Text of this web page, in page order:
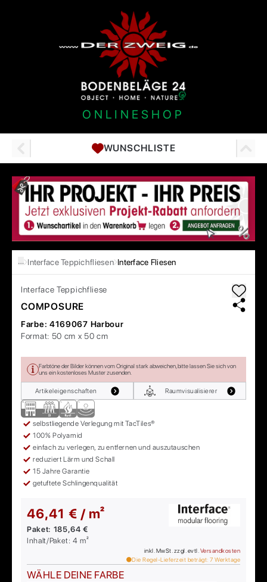
ONLINESHOP
WUNSCHLISTE
… Interface Teppichfliesen Interface Fliesen
Interface Teppichfliese
COMPOSURE
Farbe: 4169067 Harbour
Format: 50 cm x 50 cm
Farbtöne der Bilder können vom Original stark abweichen, bitte lassen Sie sich von
uns ein kostenloses Muster zusenden.
Artikeleigenschaften Raumvisualisierer
selbstliegende Verlegung mit TacTiles®
100% Polyamid
einfach zu verlegen, zu entfernen und auszutauschen
reduziert Lärm und Schall
15 Jahre Garantie
getuftete Schlingenqualität
46,41 € / m²
Paket: 185,64 €
Inhalt/Paket:4 m²
inkl. MwSt. zzgl. evtl. Versandkosten
Die Regel-Lieferzeit beträgt: 7 Werktage
WÄHLE DEINE FARBE